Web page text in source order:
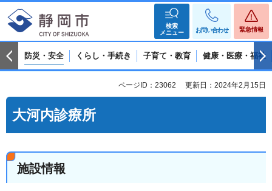
検索
メニュー
お問い合わせ 緊急情報
防災・安全 くらし・手続き 子育て・教育 健康・医療・福祉
ページID：23062 更新日：2024年2月15日
大河内診療所
施設情報